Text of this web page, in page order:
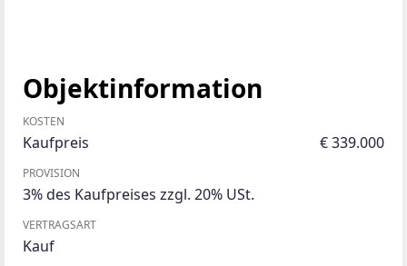
Objektinformation
KOSTEN
Kaufpreis € 339.000
PROVISION
3% des Kaufpreises zzgl. 20% USt.
VERTRAGSART
Kauf